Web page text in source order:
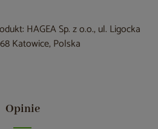
HAGEA Sp. z o.o., ul. Ligocka
Katowice, Polska
Opinie